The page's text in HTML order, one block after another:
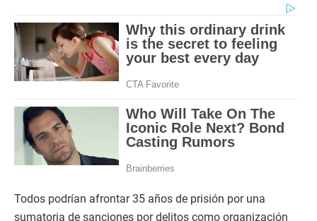
Todos podrían afrontar 35 años de prisión por una
sumatoria de sanciones por delitos como organización